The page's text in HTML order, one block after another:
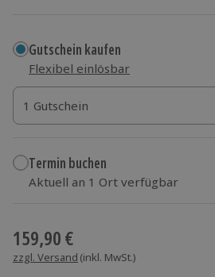
Gutschein kaufen
Flexibel einlösbar
1 Gutschein
1 Gutschein
1 Gutschein
Termin buchen
Aktuell an 1 Ort verfügbar
159,90 €
zzgl. Versand (inkl. MwSt.)